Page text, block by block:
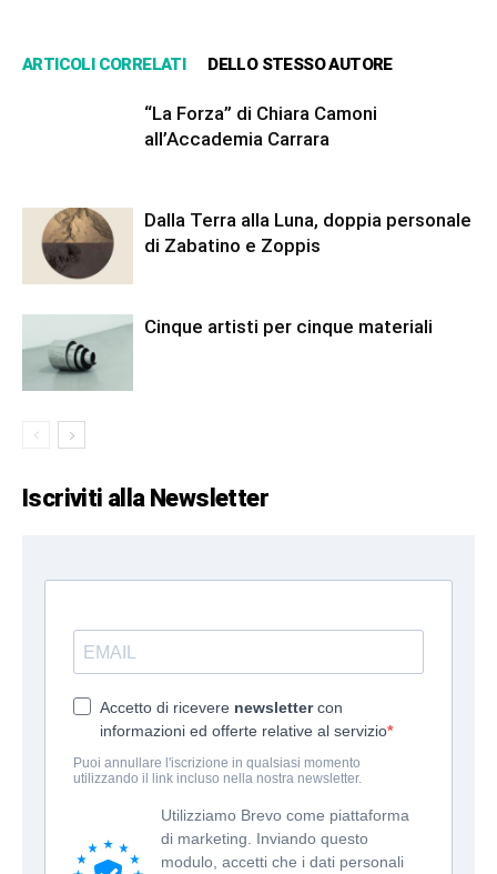
ARTICOLI CORRELATI DELLO STESSO AUTORE
“La Forza” di Chiara Camoni
all’Accademia Carrara
Dalla Terra alla Luna, doppia personale
di Zabatino e Zoppis
Cinque artisti per cinque materiali
Iscriviti alla Newsletter